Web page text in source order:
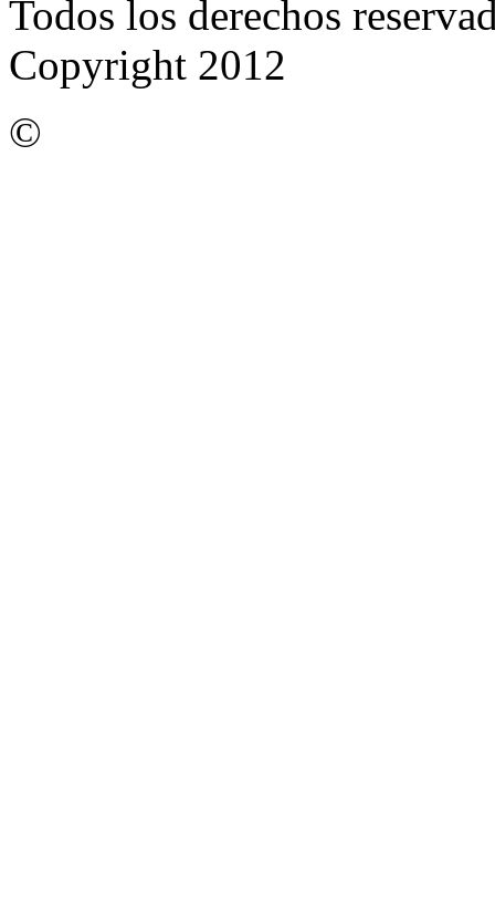
Todos los derechos
Copyright 2012
©